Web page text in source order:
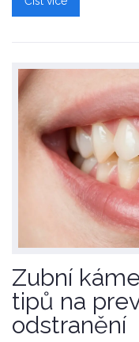
Zubní
tipů na
odstranění